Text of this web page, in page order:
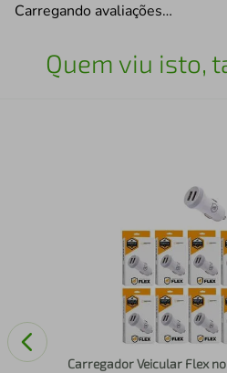
Carregando avaliações…
Quem viu isto,
Carregador Veicular Flex